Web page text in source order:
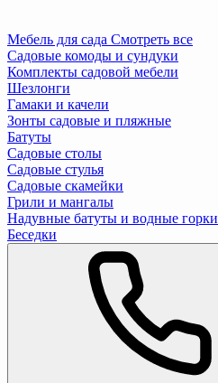
Мебель для сада Смотреть все
Садовые комоды и сундуки
Комплекты садовой мебели
Шезлонги
Гамаки и качели
Зонты садовые и пляжные
Батуты
Садовые столы
Садовые стулья
Садовые скамейки
Грили и мангалы
Надувные батуты и водные горки
Беседки